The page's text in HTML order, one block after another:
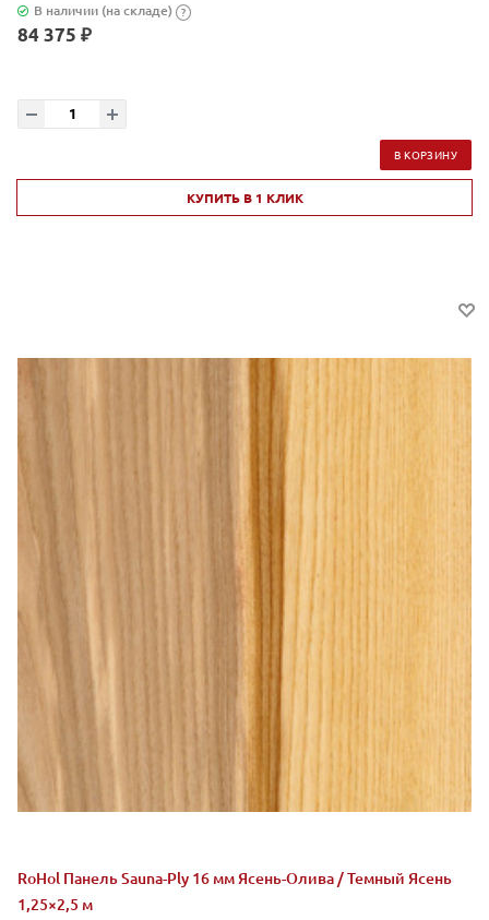
В наличии (на складе) ?
84 375 ₽
В КОРЗИНУ
КУПИТЬ В 1 КЛИК
RoHol Панель Sauna-Ply 16 мм Ясень-Олива / Темный Ясень
1,25×2,5 м